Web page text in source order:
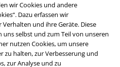
wir Cookies und andere
Dazu erfassen wir
und ihre Geräte. Diese
uns selbst und zum Teil von unseren
nutzen Cookies, um unsere
zu halten, zur Verbesserung und
zur Analyse und zu